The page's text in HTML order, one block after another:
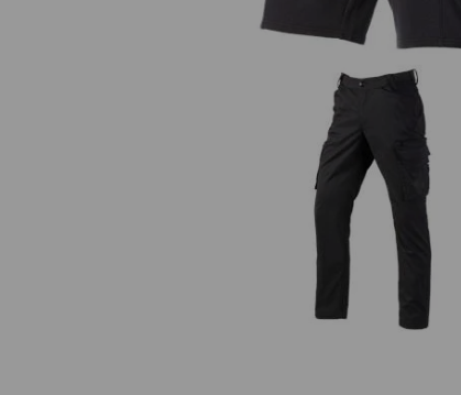
Cargo nohavice e.s.trail